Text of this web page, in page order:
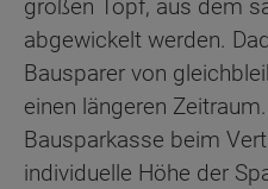
großen Topf, aus dem
abgewickelt werden.
Bausparer von
einen längeren
Bausparkasse beim
individuelle Höhe der